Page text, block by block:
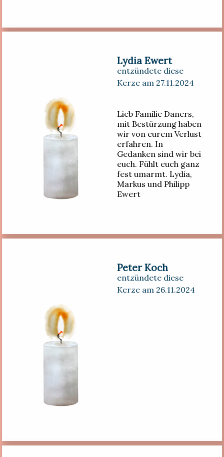
Lydia Ewert
entzündete diese
Kerze am 27.11.2024
Lieb Familie Daners,
mit Bestürzung haben
wir von eurem Verlust
erfahren. In
Gedanken sind wir bei
euch. Fühlt euch ganz
fest umarmt. Lydia,
Markus und Philipp
Ewert
Peter Koch
entzündete diese
Kerze am 26.11.2024